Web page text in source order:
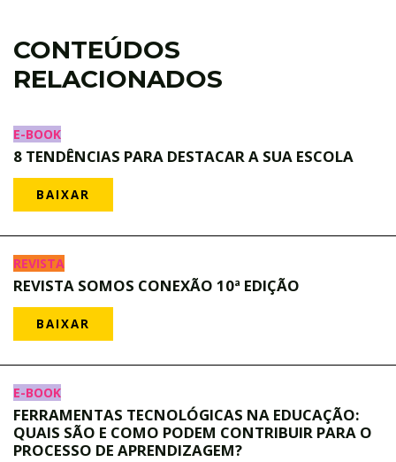
CONTEÚDOS
RELACIONADOS
E-BOOK
8 TENDÊNCIAS PARA DESTACAR A SUA ESCOLA
BAIXAR
REVISTA
REVISTA SOMOS CONEXÃO 10ª EDIÇÃO
BAIXAR
E-BOOK
FERRAMENTAS TECNOLÓGICAS NA EDUCAÇÃO:
QUAIS SÃO E COMO PODEM CONTRIBUIR PARA O
PROCESSO DE APRENDIZAGEM?